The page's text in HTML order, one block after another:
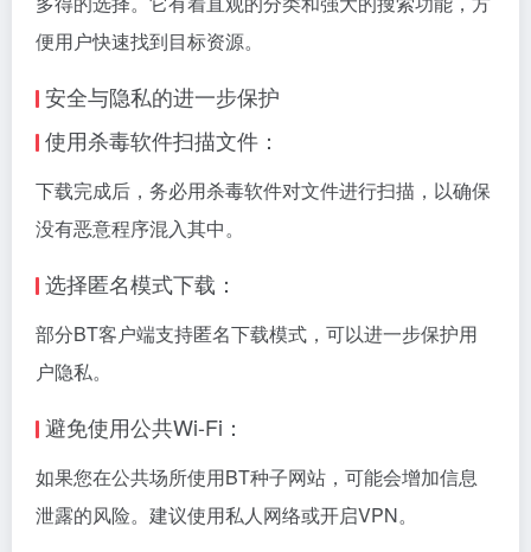
便用户快速找到目标资源。
安全与隐私的进一步保护
使用杀毒软件扫描文件：
下载完成后，务必用杀毒软件对文件进行扫描，以确保
没有恶意程序混入其中。
选择匿名模式下载：
部分BT客户端支持匿名下载模式，可以进一步保护用
户隐私。
避免使用公共Wi-Fi：
如果您在公共场所使用BT种子网站，可能会增加信息
泄露的风险。建议使用私人网络或开启VPN。